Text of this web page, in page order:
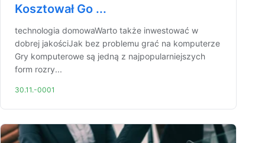
Kosztował Go ...
technologia domowaWarto także inwestować w
dobrej jakościJak bez problemu grać na komputerze
Gry komputerowe są jedną z najpopularniejszych
form rozry...
30.11.-0001